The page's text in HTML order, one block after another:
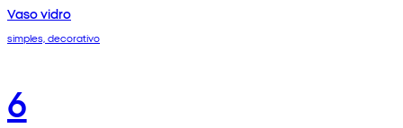
Vaso vidro
simples, decorativo
6